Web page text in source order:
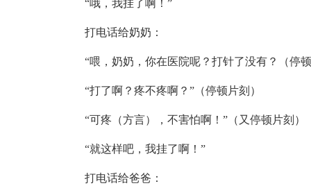
“哦，我挂了啊！”
打电话给奶奶：
“喂，奶奶，你在医院呢？打针了没有？（停顿
“打了啊？疼不疼啊？”（停顿片刻）
“可疼（方言），不害怕啊！”（又停顿片刻）
“就这样吧，我挂了啊！”
打电话给爸爸：